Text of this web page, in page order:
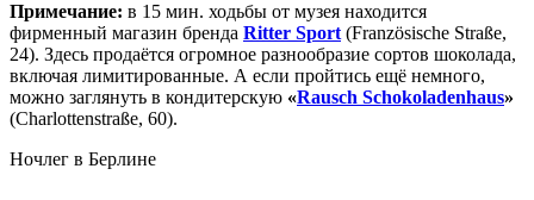
Примечание: в 15 мин. ходьбы от музея находится
фирменный магазин бренда Ritter Sport (Französische Straße,
24). Здесь продаётся огромное разнообразие сортов шоколада,
включая лимитированные. А если пройтись ещё немного,
можно заглянуть в кондитерскую «Rausch Schokoladenhaus»
(Charlottenstraße, 60).
Ночлег в Берлине